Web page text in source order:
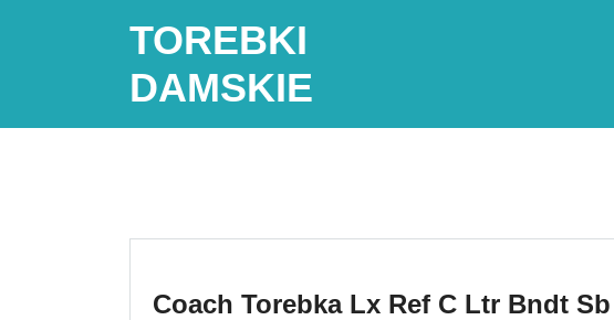
TOREBKI
DAMSKIE
Coach Torebka Lx Ref C Ltr Bndt